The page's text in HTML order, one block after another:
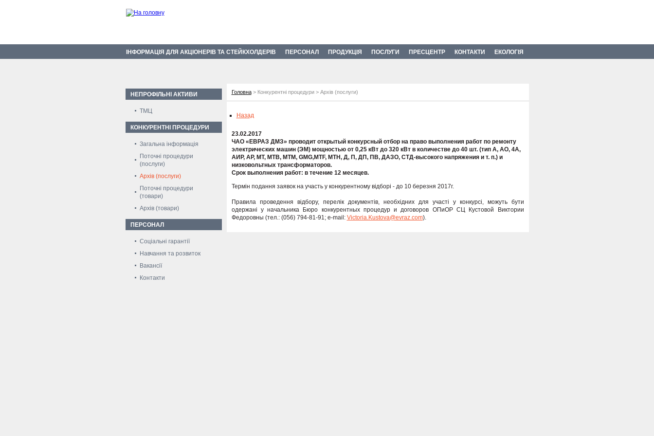
ІНФОРМАЦІЯ ДЛЯ АКЦІОНЕРІВ ТА СТЕЙКХОЛДЕРІВ ПЕРСОНАЛ ПРОДУКЦІЯ ПОСЛУГИ ПРЕСЦЕНТР КОНТАКТИ ЕКОЛОГІЯ
НЕПРОФІЛЬНІ АКТИВИ
ТМЦ
КОНКУРЕНТНІ ПРОЦЕДУРИ
Загальна інформація
Поточні процедури
(послуги)
Архів (послуги)
Поточні процедури
(товари)
Архів (товари)
ПЕРСОНАЛ
Соціальні гарантії
Навчання та розвиток
Вакансії
Контакти
Головна> Конкурентні процедури > Архів (послуги)
Назад
23.02.2017
ЧАО «ЕВРАЗ ДМЗ» проводит открытый конкурсный отбор на право выполнения работ по ремонту
электрических машин (ЭМ) мощностью от 0,25 кВт до 320 кВт в количестве до 40 шт. (тип А, АО, 4А,
АИР, АР, МТ, МТВ, МТМ, GMG,МТF, МТН, Д, П, ДП, ПВ, ДАЗО, СТД-высокого напряжения и т. п.) и
низковольтных трансформаторов.
Срок выполнения работ: в течение 12 месяцев.
Термін подання заявок на участь у конкурентному відборі - до 10 березня 2017г.
Правила проведення відбору, перелік документів, необхідних для участі у конкурсі, можуть бути
одержані у начальника Бюро конкурентных процедур и договоров ОПиОР СЦ Кустовой Виктории
Федоровны (тел.: (056) 794-81-91; e-mail: Victoria.Kustova@evraz.com).